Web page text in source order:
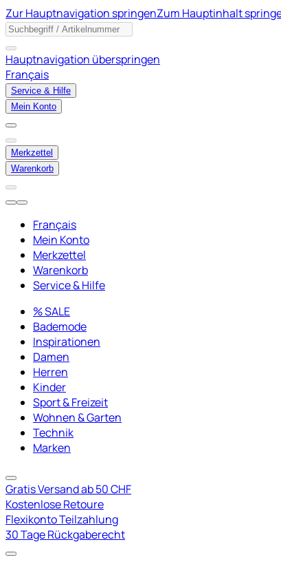
Zur Hauptnavigation springenZum Hauptinhalt
Hauptnavigation überspringen
Français
Service & Hilfe
Mein Konto
Merkzettel
Warenkorb
Français
Mein Konto
Merkzettel
Warenkorb
Service & Hilfe
% SALE
Bademode
Inspirationen
Damen
Herren
Kinder
Sport & Freizeit
Wohnen & Garten
Technik
Marken
Gratis Versand ab 50 CHF
Kostenlose Retoure
Flexikonto Teilzahlung
30 Tage Rückgaberecht